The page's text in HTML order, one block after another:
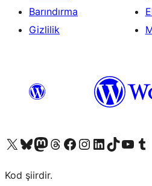
Barındırma
Gizlilik
X (eski Twitter) hesabımıza bakın
Bluesky hesabımızı ziyaret edinMastodon hesabımızı ziyaret edinThreads hesabımızı ziyaret edinFacebook sayfamızı ziyaret edinInstagram hesabımızı ziyaret edinLinkedIn hesabımızı ziyaret edinTikTok hesabımızı ziyaret edinYouTube kanalımızı ziyaret edin
Tumblr
Kod şiirdir.